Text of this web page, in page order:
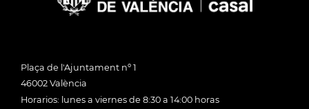
Plaça de l'Ajuntament nº 1
46002 València
Horarios: lunes a viernes de 8:30 a 14:00 horas